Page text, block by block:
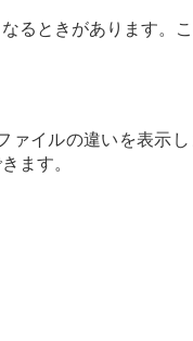
るときがあります。
イルの違いを表示
ます。